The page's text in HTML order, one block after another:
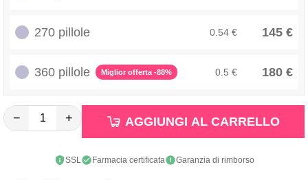
270 pillole 0.54 € 145 €
360 pillole Miglior offerta -88% 0.5 € 180 €
− + AGGIUNGI AL CARRELLO
SSL Farmacia certificata Garanzia di rimborso